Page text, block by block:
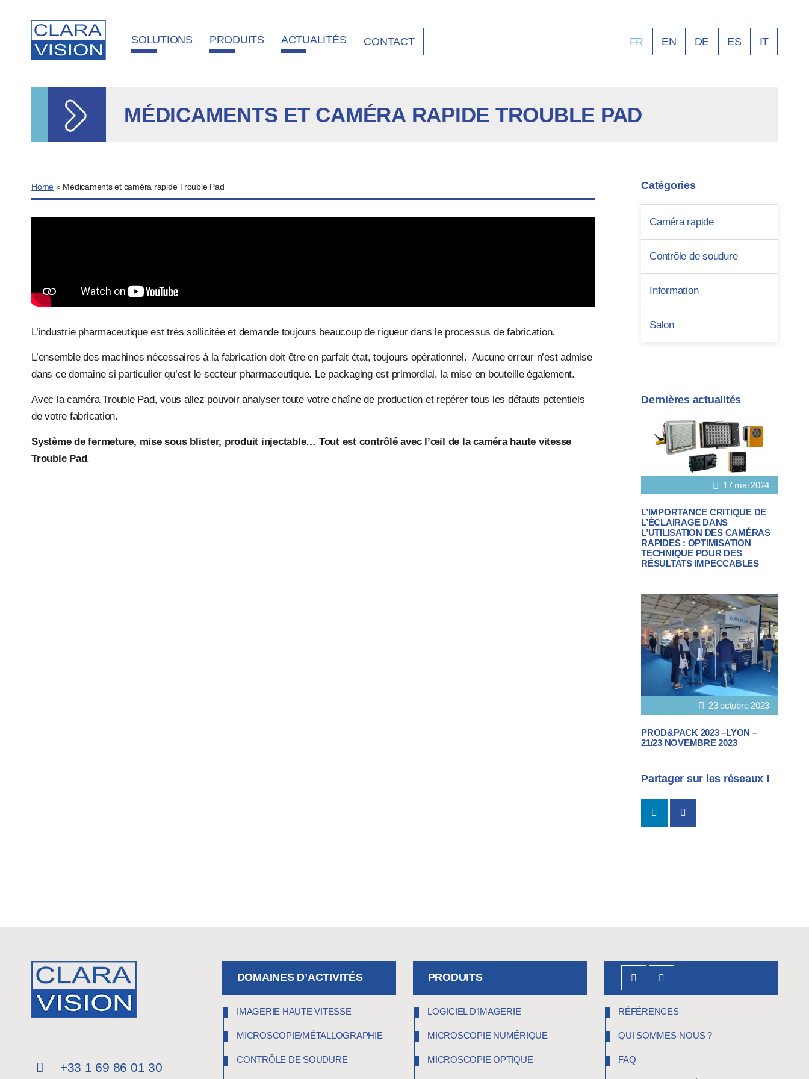
SOLUTIONS PRODUITS ACTUALITÉS CONTACT FR EN DE ES IT
MÉDICAMENTS ET CAMÉRA RAPIDE TROUBLE PAD
Home » Médicaments et caméra rapide Trouble Pad
L’industrie pharmaceutique est très sollicitée et demande toujours beaucoup de rigueur dans le processus de fabrication.
L’ensemble des machines nécessaires à la fabrication doit être en parfait état, toujours opérationnel. Aucune erreur n’est admise
dans ce domaine si particulier qu’est le secteur pharmaceutique. Le packaging est primordial, la mise en bouteille également.
Avec la caméra Trouble Pad, vous allez pouvoir analyser toute votre chaîne de production et repérer tous les défauts potentiels
de votre fabrication.
Système de fermeture, mise sous blister, produit injectable… Tout est contrôlé avec l’œil de la caméra haute vitesse
Trouble Pad.
Catégories
Caméra rapide
Contrôle de soudure
Information
Salon
Dernières actualités
17 mai 2024
L’IMPORTANCE CRITIQUE DE
L’ÉCLAIRAGE DANS
L’UTILISATION DES CAMÉRAS
RAPIDES : OPTIMISATION
TECHNIQUE POUR DES
RÉSULTATS IMPECCABLES
23 octobre 2023
PROD&PACK 2023 –LYON –
21/23 NOVEMBRE 2023
Partager sur les réseaux !
+33 1 69 86 01 30
DOMAINES D’ACTIVITÉS
IMAGERIE HAUTE VITESSE
MICROSCOPIE/MÉTALLOGRAPHIE
CONTRÔLE DE SOUDURE
PRODUITS
LOGICIEL D’IMAGERIE
MICROSCOPIE NUMÉRIQUE
MICROSCOPIE OPTIQUE
RÉFÉRENCES
QUI SOMMES-NOUS ?
FAQ